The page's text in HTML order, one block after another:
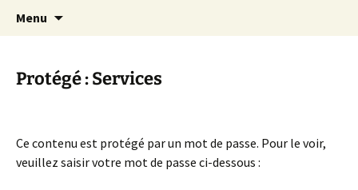
Christian Pc
Cours Dépannages informatique
Interventions rapides création de sites
Menu
Protégé : Services
Ce contenu est protégé par un mot de passe. Pour le voir,
veuillez saisir votre mot de passe ci-dessous :